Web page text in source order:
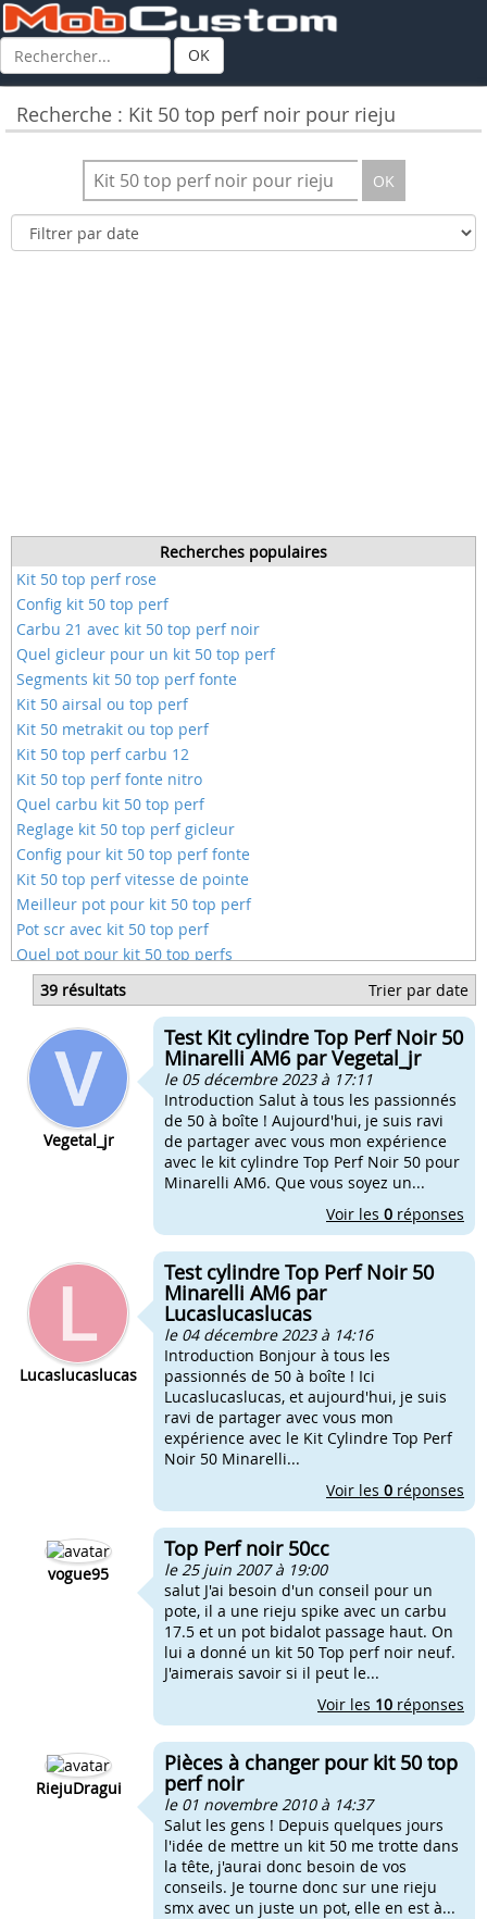
OK
Recherche : Kit 50 top perf noir pour rieju
OK
Recherches populaires
Kit 50 top perf rose
Config kit 50 top perf
Carbu 21 avec kit 50 top perf noir
Quel gicleur pour un kit 50 top perf
Segments kit 50 top perf fonte
Kit 50 airsal ou top perf
Kit 50 metrakit ou top perf
Kit 50 top perf carbu 12
Kit 50 top perf fonte nitro
Quel carbu kit 50 top perf
Reglage kit 50 top perf gicleur
Config pour kit 50 top perf fonte
Kit 50 top perf vitesse de pointe
Meilleur pot pour kit 50 top perf
Pot scr avec kit 50 top perf
Quel pot pour kit 50 top perfs
Quelle bougie pour kit 50 top perf
Quelle carbu pour kit 50 top perf
Reglage carbu 21 kit 50 top perfs
Reglage carbu pour kit 50 top perf
39 résultats Trier par date
Vegetal_jr
Test Kit cylindre Top Perf Noir 50
Minarelli AM6 par Vegetal_jr
le 05 décembre 2023 à 17:11
Introduction Salut à tous les passionnés
de 50 à boîte ! Aujourd'hui, je suis ravi
de partager avec vous mon expérience
avec le kit cylindre Top Perf Noir 50 pour
Minarelli AM6. Que vous soyez un...
Voir les 0 réponses
Lucaslucaslucas
Test cylindre Top Perf Noir 50
Minarelli AM6 par
Lucaslucaslucas
le 04 décembre 2023 à 14:16
Introduction Bonjour à tous les
passionnés de 50 à boîte ! Ici
Lucaslucaslucas, et aujourd'hui, je suis
ravi de partager avec vous mon
expérience avec le Kit Cylindre Top Perf
Noir 50 Minarelli...
Voir les 0 réponses
vogue95
Top Perf noir 50cc
le 25 juin 2007 à 19:00
salut J'ai besoin d'un conseil pour un
pote, il a une rieju spike avec un carbu
17.5 et un pot bidalot passage haut. On
lui a donné un kit 50 Top perf noir neuf.
J'aimerais savoir si il peut le...
Voir les 10 réponses
RiejuDragui
Pièces à changer pour kit 50 top
perf noir
le 01 novembre 2010 à 14:37
Salut les gens ! Depuis quelques jours
l'idée de mettre un kit 50 me trotte dans
la tête, j'aurai donc besoin de vos
conseils. Je tourne donc sur une rieju
smx avec un juste un pot, elle en est à...